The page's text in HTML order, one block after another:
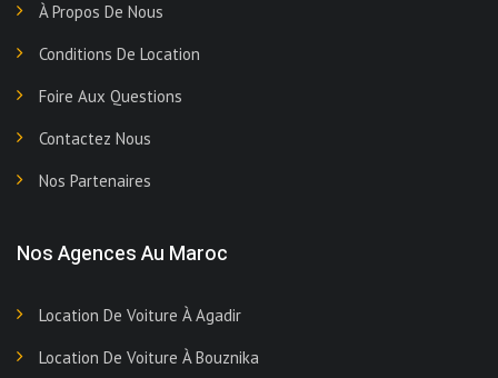
À Propos De Nous
Conditions De Location
Foire Aux Questions
Contactez Nous
Nos Partenaires
Nos Agences Au Maroc
Location De Voiture À Agadir
Location De Voiture À Bouznika